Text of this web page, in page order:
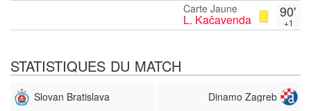
90'
+1
Carte Jaune
L. Kačavenda
STATISTIQUES DU MATCH
Slovan Bratislava Dinamo Zagreb